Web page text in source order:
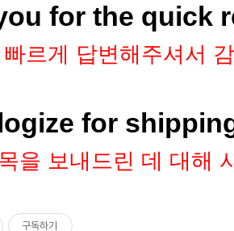
for the quick
르게 답변해주셔서
for
을 보내드린 데 대해
구독하기